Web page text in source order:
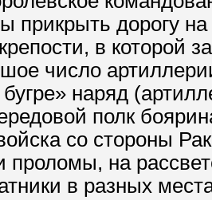
прикрыть дорогу
в которой
число
наряд
полк
со стороны
проломы, на
в разных